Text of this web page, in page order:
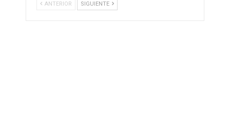
ANTERIOR SIGUIENTE